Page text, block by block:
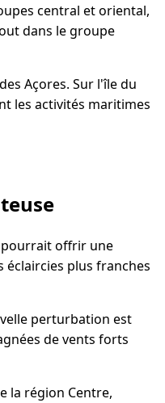
central et oriental,
dans le groupe
Açores. Sur l'île du
les activités maritimes
pourrait offrir une
éclaircies plus franches
perturbation est
de vents forts
la région Centre,